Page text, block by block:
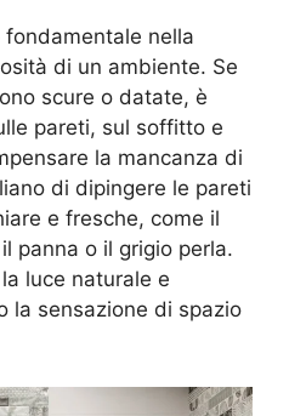
fondamentale nella
di un ambiente. Se
scure o datate, è
pareti, sul soffitto e
la mancanza di
di dipingere le pareti
e fresche, come il
panna o il grigio perla.
luce naturale e
la sensazione di spazio